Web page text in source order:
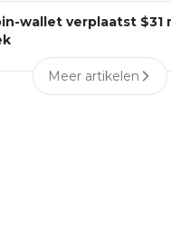
wallet verplaatst $31
Meer artikelen